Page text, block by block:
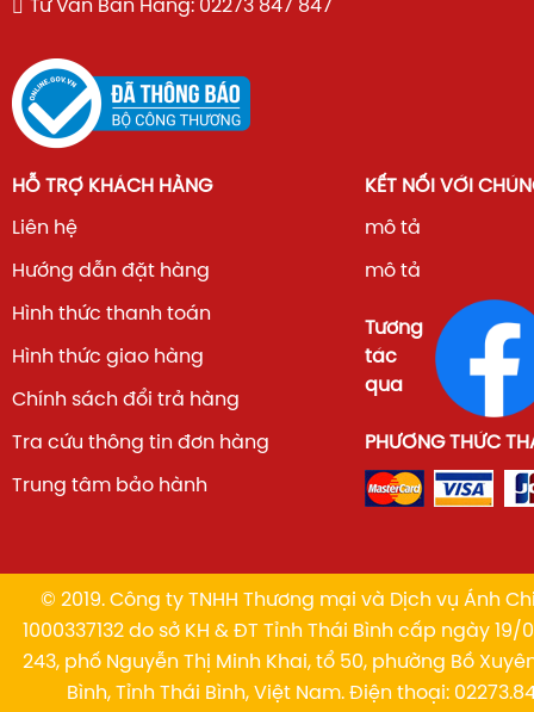
Tư Vấn Bán Hàng: 02273 847 847
HỖ TRỢ KHÁCH HÀNG
Liên hệ
Hướng dẫn đặt hàng
Hình thức thanh toán
Hình thức giao hàng
Chính sách đổi trả hàng
Tra cứu thông tin đơn hàng
Trung tâm bảo hành
KẾT NỐI VỚI
mô tả
mô tả
Tương
tác
qua
PHƯƠNG THỨC
© 2019. Công ty TNHH Thương mại và Dịch vụ Ánh
1000337132 do sở KH & ĐT Tỉnh Thái Bình cấp ngày 19/
243, phố Nguyễn Thị Minh Khai, tổ 50, phường Bồ
Bình, Tỉnh Thái Bình, Việt Nam. Điện thoại: